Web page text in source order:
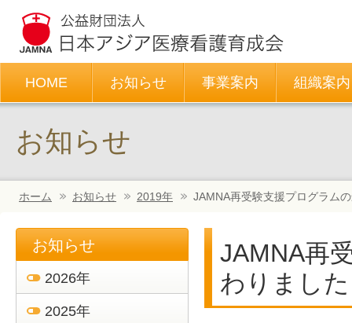
HOME お知らせ 事業案内 組織案内
お知らせ
ホーム お知らせ 2019年 JAMNA再受験支援プログラム
JAMNA再
わりました
お知らせ
2026年
2025年